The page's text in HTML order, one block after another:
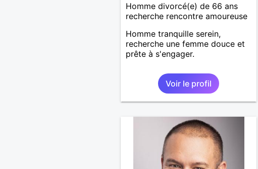
Homme divorcé(e) de 66 ans
recherche rencontre amoureuse
Homme tranquille serein,
recherche une femme douce et
prête à s'engager.
Voir le profil